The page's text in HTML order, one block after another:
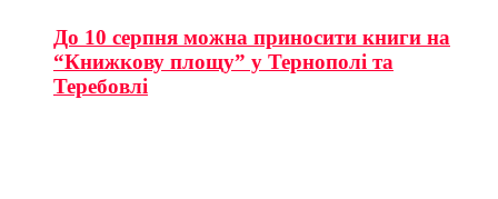
До 10 серпня можна приносити книги на
“Книжкову площу” у Тернополі та
Теребовлі